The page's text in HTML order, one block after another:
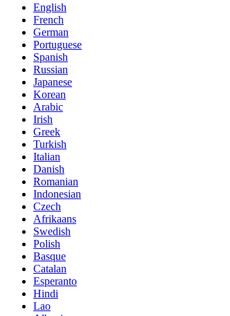
English
French
German
Portuguese
Spanish
Russian
Japanese
Korean
Arabic
Irish
Greek
Turkish
Italian
Danish
Romanian
Indonesian
Czech
Afrikaans
Swedish
Polish
Basque
Catalan
Esperanto
Hindi
Lao